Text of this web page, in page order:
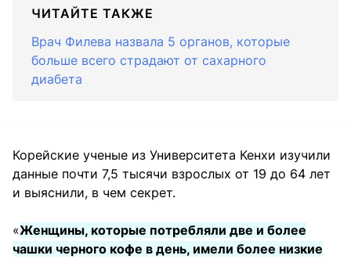
ЧИТАЙТЕ ТАКЖЕ
Врач Филева назвала 5 органов, которые
больше всего страдают от сахарного
диабета
Корейские ученые из Университета Кенхи изучили
данные почти 7,5 тысячи взрослых от 19 до 64 лет
и выяснили, в чем секрет.
«Женщины, которые потребляли две и более
чашки черного кофе в день, имели более низкие